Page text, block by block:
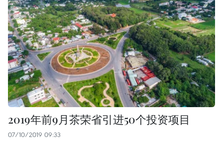
2019年前9月茶荣省引进50个投资项目
07/10/2019 09:33